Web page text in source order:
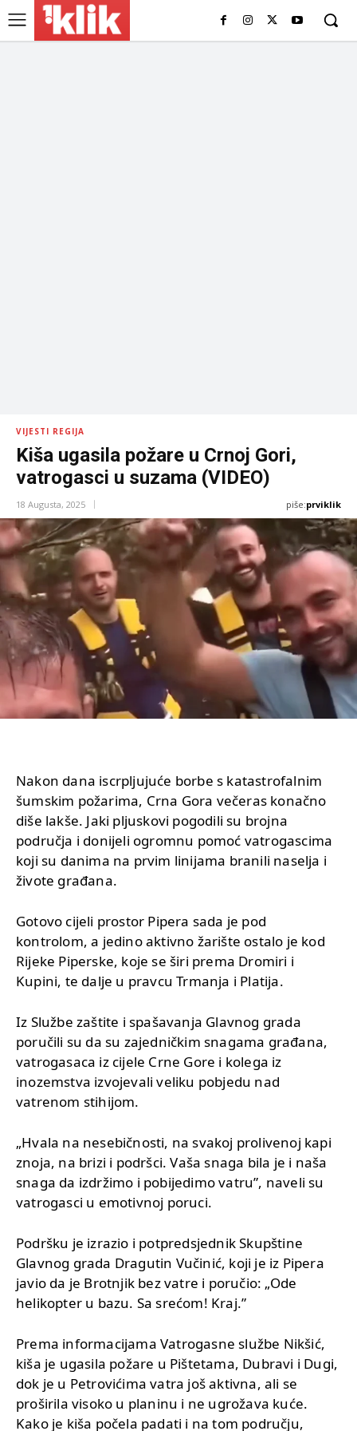
VIJESTI REGIJA
Kiša ugasila požare u Crnoj Gori,
vatrogasci u suzama (VIDEO)
18 Augusta, 2025 piše:prviklik
Nakon dana iscrpljujuće borbe s katastrofalnim
šumskim požarima, Crna Gora večeras konačno
diše lakše. Jaki pljuskovi pogodili su brojna
područja i donijeli ogromnu pomoć vatrogascima
koji su danima na prvim linijama branili naselja i
živote građana.
Gotovo cijeli prostor Pipera sada je pod
kontrolom, a jedino aktivno žarište ostalo je kod
Rijeke Piperske, koje se širi prema Dromiri i
Kupini, te dalje u pravcu Trmanja i Platija.
Iz Službe zaštite i spašavanja Glavnog grada
poručili su da su zajedničkim snagama građana,
vatrogasaca iz cijele Crne Gore i kolega iz
inozemstva izvojevali veliku pobjedu nad
vatrenom stihijom.
„Hvala na nesebičnosti, na svakoj prolivenoj kapi
znoja, na brizi i podršci. Vaša snaga bila je i naša
snaga da izdržimo i pobijedimo vatru”, naveli su
vatrogasci u emotivnoj poruci.
Podršku je izrazio i potpredsjednik Skupštine
Glavnog grada Dragutin Vučinić, koji je iz Pipera
javio da je Brotnjik bez vatre i poručio: „Ode
helikopter u bazu. Sa srećom! Kraj.”
Prema informacijama Vatrogasne službe Nikšić,
kiša je ugasila požare u Pištetama, Dubravi i Dugi,
dok je u Petrovićima vatra još aktivna, ali se
proširila visoko u planinu i ne ugrožava kuće.
Kako je kiša počela padati i na tom području,